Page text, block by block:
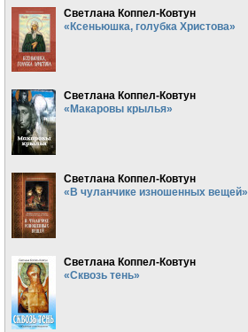
Светлана Коппел-Ковтун
«Ксеньюшка, голубка Христова»
Светлана Коппел-Ковтун
«Макаровы крылья»
Светлана Коппел-Ковтун
«В чуланчике изношенных вещей»
Светлана Коппел-Ковтун
«Сквозь тень»